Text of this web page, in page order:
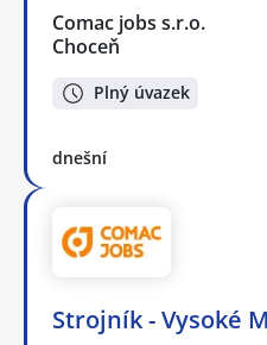
Comac jobs s.r.o.
Choceň
Plný úvazek
dnešní
Strojník - Vysoké